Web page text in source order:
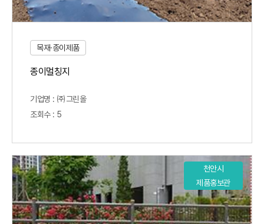
목재·종이제품
종이멀칭지
기업명 : ㈜그린올
조회수 : 5
천안시
제품홍보관